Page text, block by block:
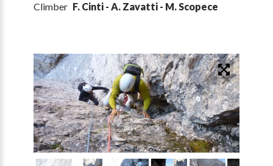
Climber F. Cinti - A. Zavatti - M. Scopece